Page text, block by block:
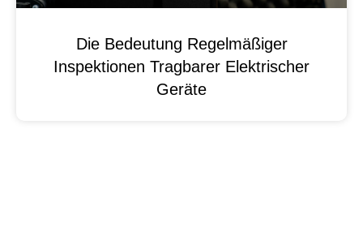
Die Bedeutung Regelmäßiger
Inspektionen Tragbarer Elektrischer
Geräte